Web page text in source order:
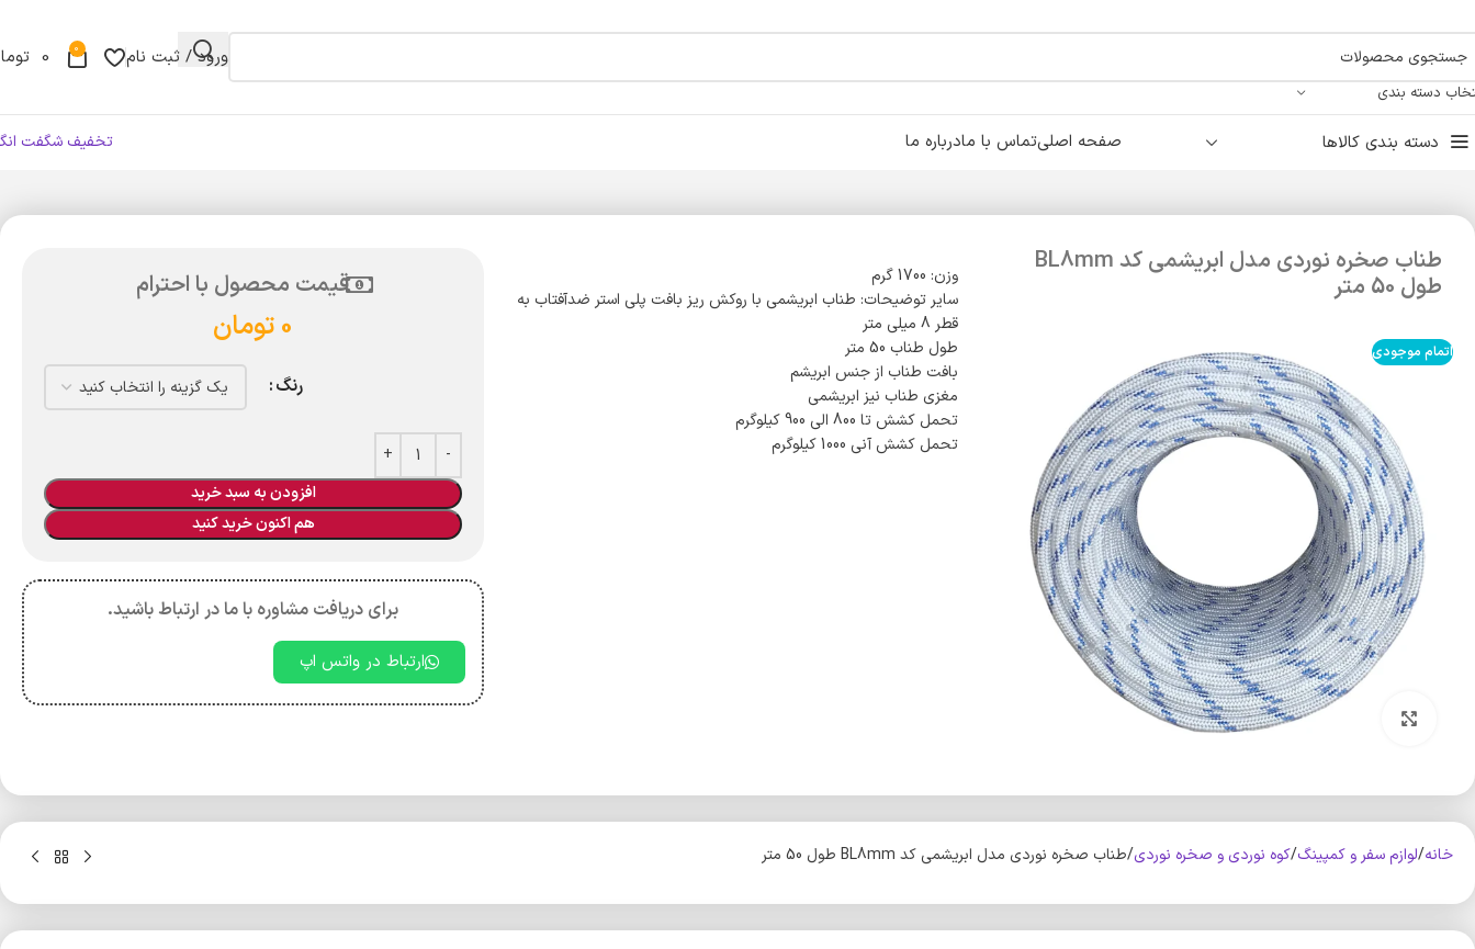
دسته بندی
ورود / ثبت نام 0
0
دسته بندی کالاها صفحه اصلیتماس با مادرباره ما تخفیف شگفت
طناب صخره نوردی مدل ابریشمی کد BL8mm
طول 50 متر
اتمام موجودی
بزرگنمایی تصویر
وزن: 1700 گرم
سایر توضیحات: طناب ابریشمی با روکش ریز بافت پلی استر ضدآفتاب به
قطر 8 میلی متر
طول طناب 50 متر
بافت طناب از جنس ابریشم
مغزی طناب نیز ابریشمی
تحمل کشش تا 800 الی 900 کیلوگرم
تحمل کشش آنی 1000 کیلوگرم
قیمت محصول با احترام
0تومان
رنگ
افزودن به سبد خرید
هم اکنون خرید کنید
برای دریافت مشاوره با ما در ارتباط باشید.
ارتباط در واتس اپ
خانه لوازم سفر و کمپینگ کوه‌ نوردی و صخره نوردی طناب صخره نوردی مدل ابریشمی کد BL8mm طول 50 متر